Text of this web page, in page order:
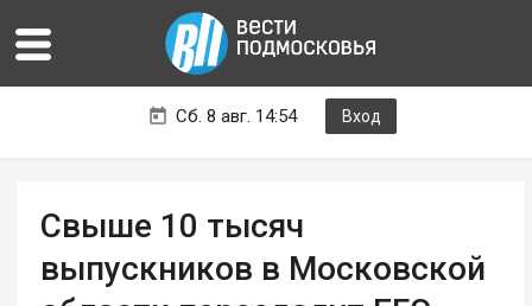
Сб. 8 авг. 14:54 Вход
Свыше 10 тысяч
выпускников в Московской